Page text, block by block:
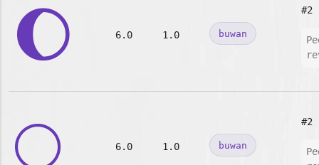
🌔 6.0 1.0 buwan
#2
🌕 6.0 1.0 buwan
#2